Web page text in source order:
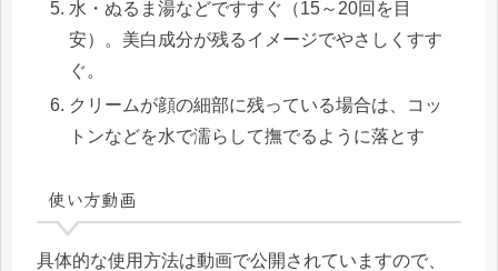
水・ぬるま湯などですすぐ（15～20回を目
安）。美白成分が残るイメージでやさしくすす
ぐ。
クリームが顔の細部に残っている場合は、コッ
トンなどを水で濡らして撫でるように落とす
使い方動画
具体的な使用方法は動画で公開されていますので、